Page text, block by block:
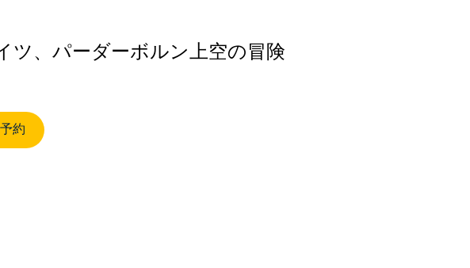
ツ、パーダーボルン上空の冒険
約